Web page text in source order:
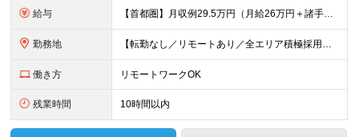
給与 【首都圏】月収例29.5万円（月給26万円＋諸手当） 【東海・関西】月収例28.5万円（月給25万円＋諸手当） 【九州】月収例26万円（月給23万円＋諸手当） ※経験・スキル・前職給与を踏まえ、総合
勤務地 【転勤なし／リモートあり／全エリア積極採用中】 ・大手企業のプロジェクトが中心 ・勤務エリアは希望を考慮し決定 ・研修はリモートメインで実施します ・U&Iターンの方も大歓迎◎ ＜主なエリア＞ ■首
働き方 リモートワークOK
残業時間 10時間以内